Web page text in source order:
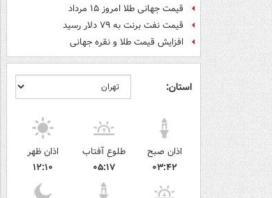
قیمت جهانی طلا امروز ۱۵ مرداد
قیمت نفت برنت به ۷۹ دلار رسید
افزایش قیمت طلا و نقره جهانی
استان:
اذان صبح
۰۳:۴۲
طلوع آفتاب
۰۵:۱۷
اذان ظهر
۱۲:۱۰